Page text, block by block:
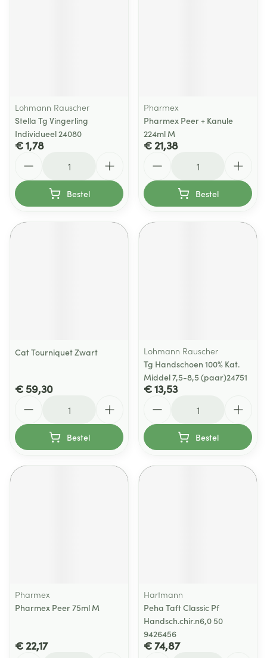
Lohmann Rauscher
Stella Tg Vingerling
Individueel 24080
€ 1,78
Bestel
Pharmex
Pharmex Peer + Kanule
224ml M
€ 21,38
Bestel
Cat Tourniquet Zwart
€ 59,30
Bestel
Lohmann Rauscher
Tg Handschoen 100% Kat.
Middel 7,5-8,5 (paar)24751
€ 13,53
Bestel
Pharmex
Pharmex Peer 75ml M
€ 22,17
Hartmann
Peha Taft Classic Pf
Handsch.chir.n6,0 50
9426456
€ 74,87